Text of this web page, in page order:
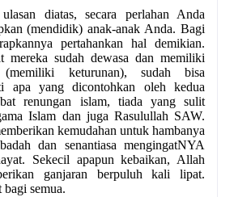
diatas, secara perlahan Anda
(mendidik) anak-­anak Anda. Bagi
pertahankan hal demikian.
mereka sudah dewasa dan memiliki
keturunan), sudah bisa
apa yang dicontohkan oleh kedua
renungan islam, tiada yang sulit
Islam dan juga Rasulullah SAW.
kemudahan untuk hambanya
dan senantiasa mengingatNYA
Sekecil apapun kebaikan, Allah
ganjaran berpuluh kali lipat.
bagi semua.